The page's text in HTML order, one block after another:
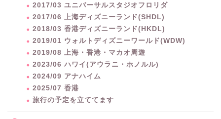
2017/03 ユニバーサルスタジオフロリダ
2017/06 上海ディズニーランド(SHDL)
2018/03 香港ディズニーランド(HKDL)
2019/01 ウォルトディズニーワールド(WDW)
2019/08 上海・香港・マカオ周遊
2023/06 ハワイ(アウラニ・ホノルル)
2024/09 アナハイム
2025/07 香港
旅行の予定を立ててます